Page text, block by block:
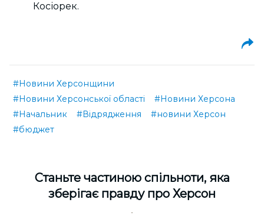
Косіорек.
#Новини Херсонщини
#Новини Херсонської області
#Новини Херсона
#Начальник
#Відрядження
#новини Херсон
#бюджет
Cтаньте частиною спільноти, яка
зберігає правду про Херсон